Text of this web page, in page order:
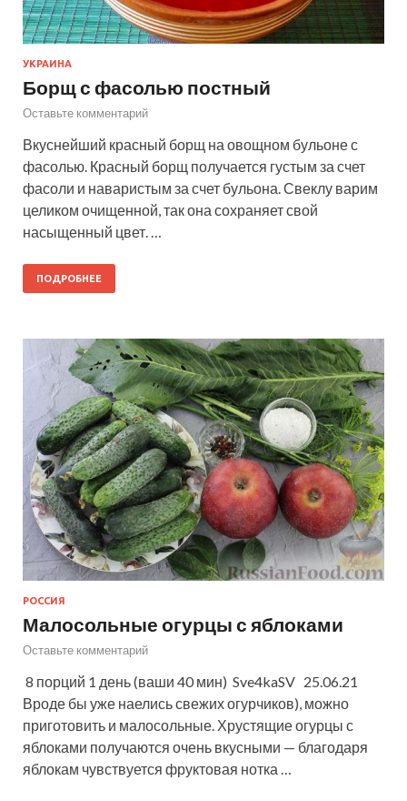
УКРАИНА
Борщ с фасолью постный
Оставьте комментарий
Вкуснейший красный борщ на овощном бульоне с
фасолью. Красный борщ получается густым за счет
фасоли и наваристым за счет бульона. Свеклу варим
целиком очищенной, так она сохраняет свой
насыщенный цвет. …
ПОДРОБНЕЕ
РОССИЯ
Малосольные огурцы с яблоками
Оставьте комментарий
8 порций 1 день (ваши 40 мин) Sve4kaSV 25.06.21
Вроде бы уже наелись свежих огурчиков), можно
приготовить и малосольные. Хрустящие огурцы с
яблоками получаются очень вкусными — благодаря
яблокам чувствуется фруктовая нотка …